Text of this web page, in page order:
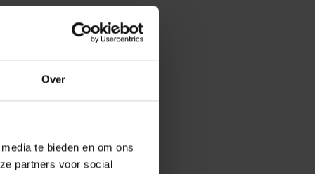
Over
te bieden en om ons
partners voor social